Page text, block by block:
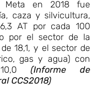
Meta en 2018 fue
caza y silvicultura,
AT por cada 100
por el sector de la
18,1, y el sector de
gas y agua) con
(Informe de
CCS2018)